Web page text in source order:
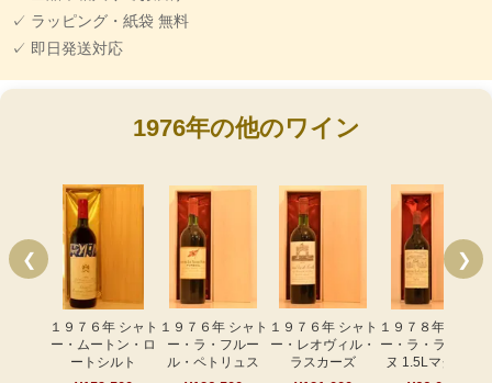
✓ ラッピング・紙袋 無料
✓ 即日発送対応
1976年の他のワイン
❮
１９７６年 シャト
ー・ムートン・ロ
ートシルト
１９７６年 シャト
ー・ラ・フルー
ル・ペトリュス
１９７６年 シャト
ー・レオヴィル・
ラスカーズ
１９７８年 シャト
ー・ラ・ラギュー
ヌ 1.5Lマグナム
❯